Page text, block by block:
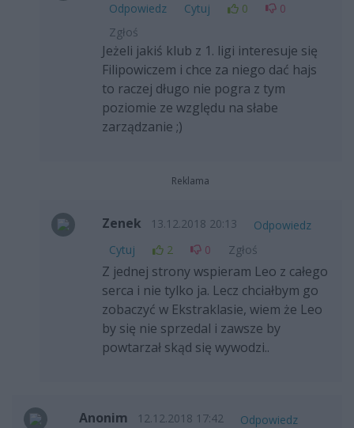
Odpowiedz
Cytuj 0
0
Zgłoś
Jeżeli jakiś klub z 1. ligi interesuje się
Filipowiczem i chce za niego dać hajs
to raczej długo nie pogra z tym
poziomie ze względu na słabe
zarządzanie ;)
Reklama
Zenek 13.12.2018 20:13
Odpowiedz
Cytuj
2 0 Zgłoś
Z jednej strony wspieram Leo z całego
serca i nie tylko ja. Lecz chciałbym go
zobaczyć w Ekstraklasie, wiem że Leo
by się nie sprzedal i zawsze by
powtarzał skąd się wywodzi..
Anonim 12.12.2018 17:42
Odpowiedz